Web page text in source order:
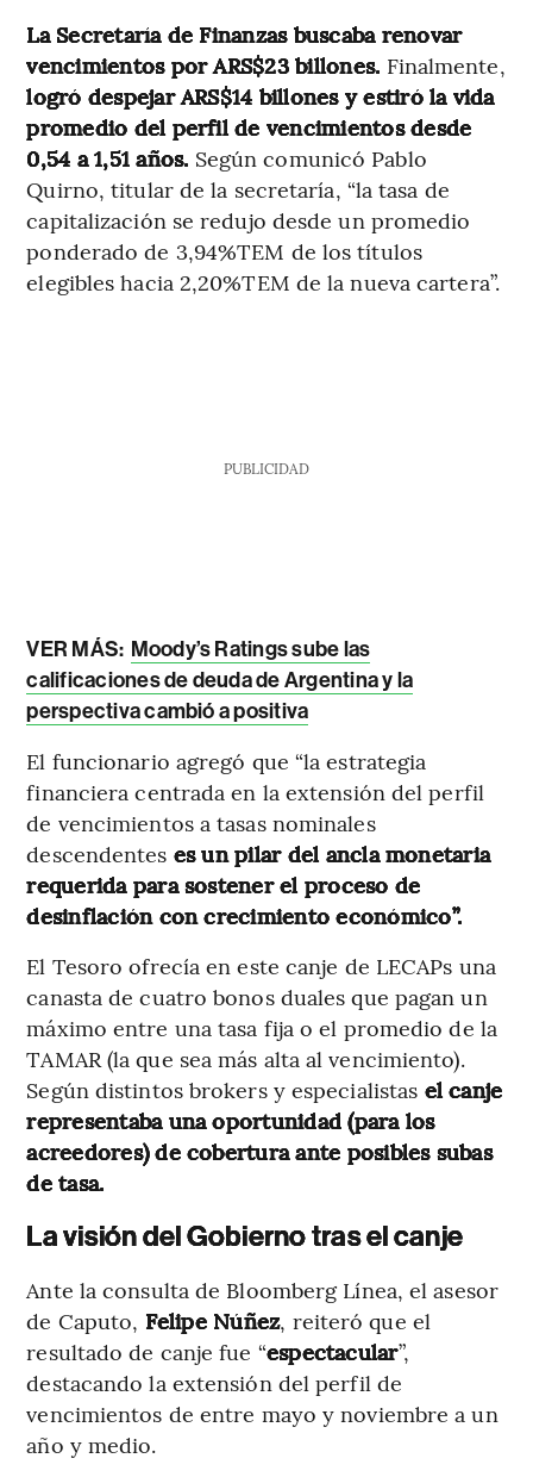
La Secretaría de Finanzas buscaba renovar
vencimientos por ARS$23 billones. Finalmente,
logró despejar ARS$14 billones y estiró la vida
promedio del perfil de vencimientos desde
0,54 a 1,51 años. Según comunicó Pablo
Quirno, titular de la secretaría, “la tasa de
capitalización se redujo desde un promedio
ponderado de 3,94%TEM de los títulos
elegibles hacia 2,20%TEM de la nueva cartera”.
PUBLICIDAD
VER MÁS: Moody’s Ratings sube las
calificaciones de deuda de Argentina y la
perspectiva cambió a positiva
El funcionario agregó que “la estrategia
financiera centrada en la extensión del perfil
de vencimientos a tasas nominales
descendentes es un pilar del ancla monetaria
requerida para sostener el proceso de
desinflación con crecimiento económico”.
El Tesoro ofrecía en este canje de LECAPs una
canasta de cuatro bonos duales que pagan un
máximo entre una tasa fija o el promedio de la
TAMAR (la que sea más alta al vencimiento).
Según distintos brokers y especialistas el canje
representaba una oportunidad (para los
acreedores) de cobertura ante posibles subas
de tasa.
La visión del Gobierno tras el canje
Ante la consulta de Bloomberg Línea, el asesor
de Caputo, Felipe Núñez, reiteró que el
resultado de canje fue “espectacular”,
destacando la extensión del perfil de
vencimientos de entre mayo y noviembre a un
año y medio.